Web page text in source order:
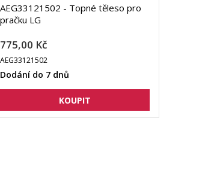
AEG33121502 - Topné těleso pro
pračku LG
775,00 Kč
AEG33121502
Dodání do 7 dnů